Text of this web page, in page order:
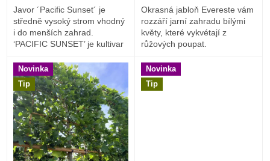
Javor ´Pacific Sunset´ je
středně vysoký strom vhodný
i do menších zahrad.
‘PACIFIC SUNSET’ je kultivar
truncatum andAcer
platanoides.
Okrasná jabloň Evereste vám
rozzáří jarní zahradu bílými
květy, které vykvétají z
růžových poupat.
Novinka
Tip
Novinka
Tip